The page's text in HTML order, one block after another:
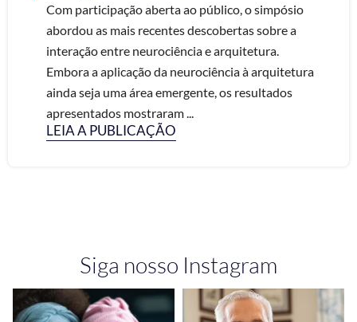
Com participação aberta ao público, o simpósio
abordou as mais recentes descobertas sobre a
interação entre neurociência e arquitetura.
Embora a aplicação da neurociência à arquitetura
ainda seja uma área emergente, os resultados
apresentados mostraram ...
LEIA A PUBLICAÇÃO
Siga nosso Instagram